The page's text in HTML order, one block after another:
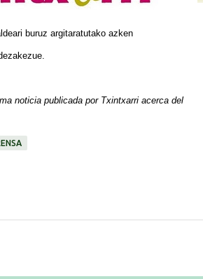
buruz argitaratutako azken
noticia publicada por Txintxarri acerca del